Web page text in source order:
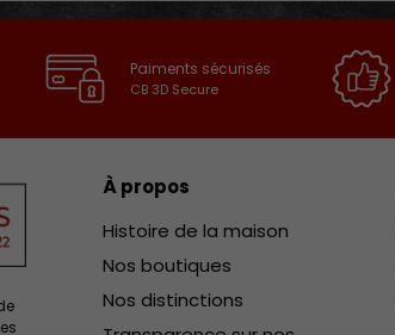
Paiments sécurisés
CB 3D Secure
À propos
Histoire de la maison
Nos boutiques
Nos distinctions